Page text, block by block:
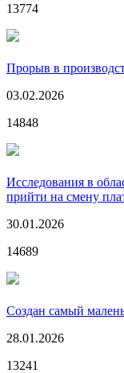
13774
Прорыв в
03.02.2026
14848
Исследования в
прийти на смену
30.01.2026
14689
Создан самый
28.01.2026
13241